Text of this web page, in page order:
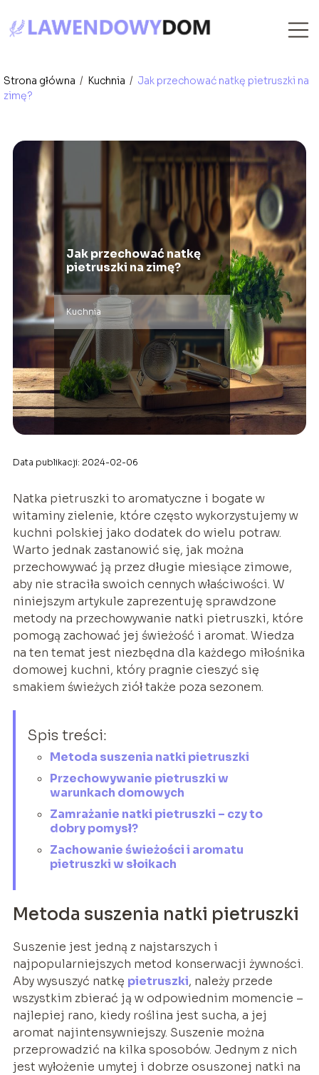
Strona główna / Kuchnia / Jak przechować natkę pietruszki na
zimę?
Jak przechować natkę
pietruszki na zimę?
Kuchnia
Data publikacji: 2024-02-06
Natka pietruszki to aromatyczne i bogate w
witaminy zielenie, które często wykorzystujemy w
kuchni polskiej jako dodatek do wielu potraw.
Warto jednak zastanowić się, jak można
przechowywać ją przez długie miesiące zimowe,
aby nie straciła swoich cennych właściwości. W
niniejszym artykule zaprezentuję sprawdzone
metody na przechowywanie natki pietruszki, które
pomogą zachować jej świeżość i aromat. Wiedza
na ten temat jest niezbędna dla każdego miłośnika
domowej kuchni, który pragnie cieszyć się
smakiem świeżych ziół także poza sezonem.
Spis treści:
Metoda suszenia natki pietruszki
Przechowywanie pietruszki w
warunkach domowych
Zamrażanie natki pietruszki – czy to
dobry pomysł?
Zachowanie świeżości i aromatu
pietruszki w słoikach
Metoda suszenia natki pietruszki
Suszenie jest jedną z najstarszych i
najpopularniejszych metod konserwacji żywności.
Aby wysuszyć natkę pietruszki, należy przede
wszystkim zbierać ją w odpowiednim momencie –
najlepiej rano, kiedy roślina jest sucha, a jej
aromat najintensywniejszy. Suszenie można
przeprowadzić na kilka sposobów. Jednym z nich
jest wyłożenie umytej i dobrze osuszonej natki na